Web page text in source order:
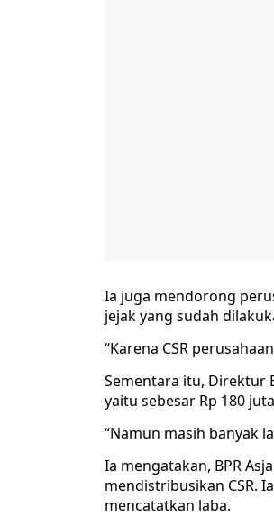
Ia juga mendorong
jejak yang sudah
“Karena CSR
Sementara itu, Direktur
yaitu sebesar Rp 180
“Namun masih banyak
Ia mengatakan, BPR
mendistribusikan CSR.
mencatatkan laba.